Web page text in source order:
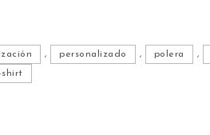
, personalizado , polera ,